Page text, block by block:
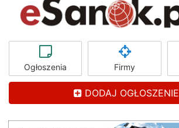
Ogłoszenia Firmy
DODAJ OGŁOSZENIE